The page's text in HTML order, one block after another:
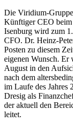
Die Viridium-
Künftiger CEO
Isenburg wird zum
CFO. Dr. Heinz-
Posten zu diesem
eigenen Wunsch. Er
August in den
nach dem
im Laufe des Jahres
Dresig als
der aktuell den
leitet.